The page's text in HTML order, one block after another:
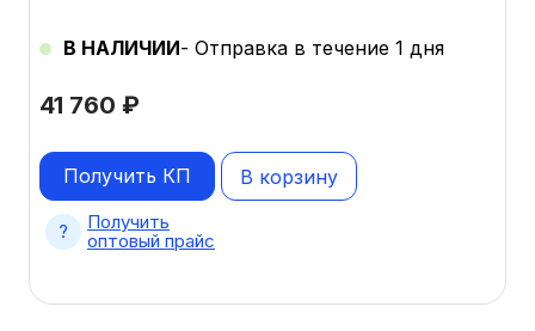
41 760 ₽
В НАЛИЧИИ- Отправка в течение 1 дня
В корзину
Получить КП
Получить
оптовый прайс